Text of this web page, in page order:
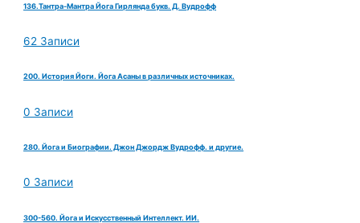
136.Тантра-Мантра Йога Гирлянда букв. Д. Вудрофф
62 Записи
200. История Йоги. Йога Асаны в различных источниках.
0 Записи
280. Йога и Биографии. Джон Джордж Вудрофф. и другие.
0 Записи
300-560. Йога и Искусственный Интеллект. ИИ.